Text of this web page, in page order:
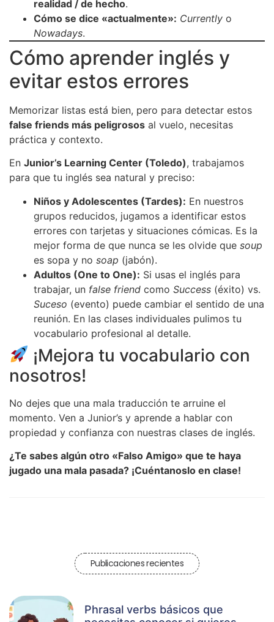
realidad / de hecho.
Cómo se dice «actualmente»: Currently o
Nowadays.
Cómo aprender inglés y
evitar estos errores
Memorizar listas está bien, pero para detectar estos
false friends más peligrosos al vuelo, necesitas
práctica y contexto.
En Junior’s Learning Center (Toledo), trabajamos
para que tu inglés sea natural y preciso:
Niños y Adolescentes (Tardes): En nuestros
grupos reducidos, jugamos a identificar estos
errores con tarjetas y situaciones cómicas. Es la
mejor forma de que nunca se les olvide que soup
es sopa y no soap (jabón).
Adultos (One to One): Si usas el inglés para
trabajar, un false friend como Success (éxito) vs.
Suceso (evento) puede cambiar el sentido de una
reunión. En las clases individuales pulimos tu
vocabulario profesional al detalle.
¡Mejora tu vocabulario con
nosotros!
No dejes que una mala traducción te arruine el
momento. Ven a Junior’s y aprende a hablar con
propiedad y confianza con nuestras clases de inglés.
¿Te sabes algún otro «Falso Amigo» que te haya
jugado una mala pasada? ¡Cuéntanoslo en clase!
Publicaciones recientes
Phrasal verbs básicos que